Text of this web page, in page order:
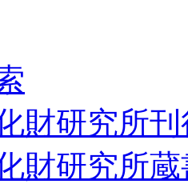
財研究所
財研究所